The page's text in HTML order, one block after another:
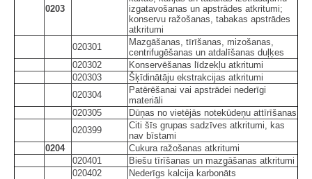
0203
izgatavošanas un apstrādes atkritumi;
konservu ražošanas, tabakas apstrādes
atkritumi
020301
Mazgāšanas, tīrīšanas, mizošanas,
centrifugēšanas un atdalīšanas duļķes
020302
Konservēšanas līdzekļu atkritumi
020303
Šķīdinātāju ekstrakcijas atkritumi
020304
Patērēšanai vai apstrādei nederīgi
materiāli
020305
Dūņas no vietējās notekūdeņu attīrīšanas
020399
Citi šīs grupas sadzīves atkritumi, kas
nav bīstami
0204
Cukura ražošanas atkritumi
020401
Biešu tīrīšanas un mazgāšanas atkritumi
020402
Nederīgs kalcija karbonāts